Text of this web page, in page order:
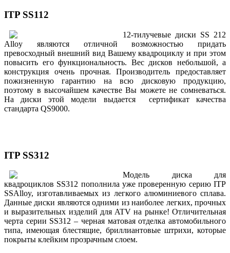
ITP SS112
12-тилучевые диски SS 212
Alloy являются отличной возможностью придать
превосходный внешний вид Вашему квадроциклу и при этом
повысить его функциональность. Вес дисков небольшой, а
конструкция очень прочная. Производитель предоставляет
пожизненную гарантию на всю дисковую продукцию,
поэтому в высочайшем качестве Вы можете не сомневаться.
На диски этой модели выдается сертификат качества
стандарта QS9000.
ITP SS312
Модель диска для
квадроциклов SS312 пополнила уже проверенную серию ITP
SSAlloy, изготавливаемых из легкого алюминиевого сплава.
Данные диски являются одними из наиболее легких, прочных
и выразительных изделий для ATV на рынке! Отличительная
черта серии SS312 – черная матовая отделка автомобильного
типа, имеющая блестящие, бриллиантовые штрихи, которые
покрыты клейким прозрачным слоем.